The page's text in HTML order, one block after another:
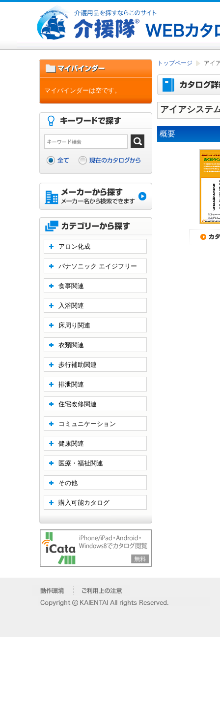
トップページ アイ
アイアシステ
概要
マイバインダーは空です。
アロン化成
パナソニック エイジフリー
食事関連
入浴関連
床周り関連
衣類関連
歩行補助関連
排泄関連
住宅改修関連
コミュニケーション
健康関連
医療・福祉関連
その他
購入可能カタログ